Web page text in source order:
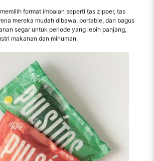
format imbalan seperti tas zipper, tas
mereka mudah dibawa, portable, dan bagus
segar untuk periode yang lebih panjang,
makanan dan minuman.